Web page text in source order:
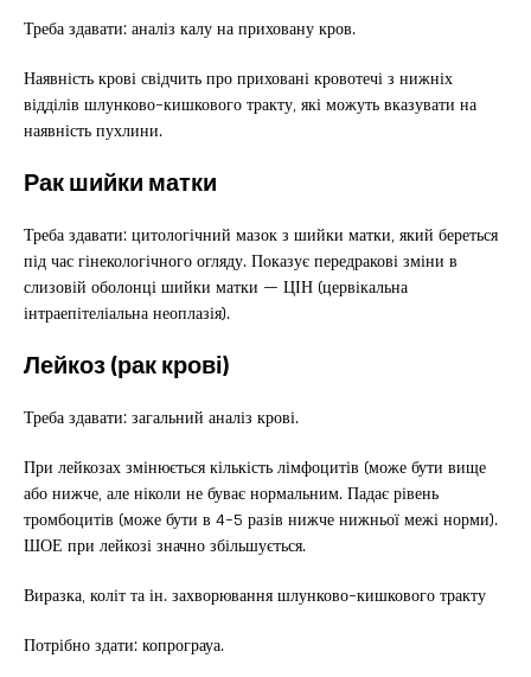
Треба здавати: аналіз калу на приховану кров.
Наявність крові свідчить про приховані кровотечі з нижніх
відділів шлунково-кишкового тракту, які можуть вказувати на
наявність пухлини.
Рак шийки матки
Треба здавати: цитологічний мазок з шийки матки, який береться
під час гінекологічного огляду. Показує передракові зміни в
слизовій оболонці шийки матки — ЦІН (цервікальна
інтраепітеліальна неоплазія).
Лейкоз (рак крові)
Треба здавати: загальний аналіз крові.
При лейкозах змінюється кількість лімфоцитів (може бути вище
або нижче, але ніколи не буває нормальним. Падає рівень
тромбоцитів (може бути в 4-5 разів нижче нижньої межі норми).
ШОЕ при лейкозі значно збільшується.
Виразка, коліт та ін. захворювання шлунково-кишкового тракту
Потрібно здати: копрограуа.